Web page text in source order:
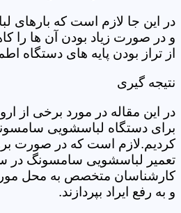
در این جا لازم است که بارهای
و در صورت زیاد بودن آن ها را
از تراز بودن پایه های دستگاه
نتیجه گیری
در این مقاله در مورد برخی از
برای دستگاه لباسشویی
کردیم.لازم است که در صورت
تعمیر لباسشویی سامسونگ در
کارشناسان متخصص به محل
و به رفع ایراد بپردازند.